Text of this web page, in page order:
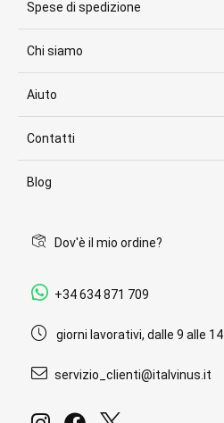
Spese di spedizione
Chi siamo
Aiuto
Contatti
Blog
Dov'è il mio ordine?
+34 634 871 709
giorni lavorativi, dalle 9 alle 14
servizio_clienti@italvinus.it